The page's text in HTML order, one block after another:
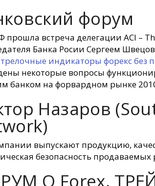
форум
прошла встреча делегации ACI –
Банка Росии Сергеем
индикаторы форекс без
некоторые вопросы
банком на форвардном рынке
Назаров
выпускают продукцию,
безопасность
О Forex,